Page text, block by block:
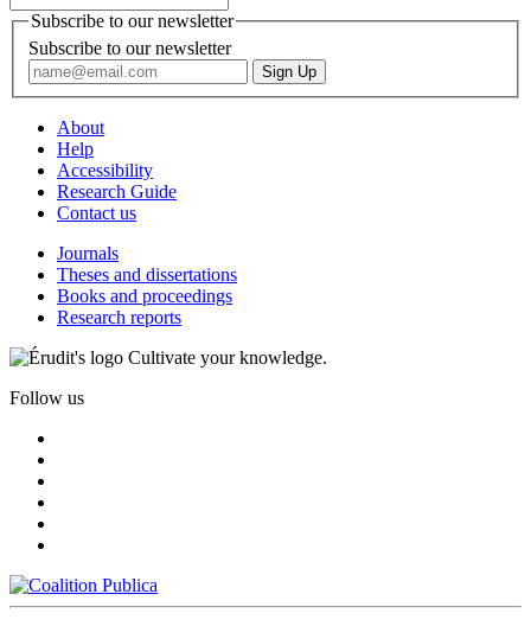
Subscribe to our newsletter
Subscribe to our newsletter
About
Help
Accessibility
Research Guide
Contact us
Journals
Theses and dissertations
Books and proceedings
Research reports
Cultivate your knowledge.
Follow us